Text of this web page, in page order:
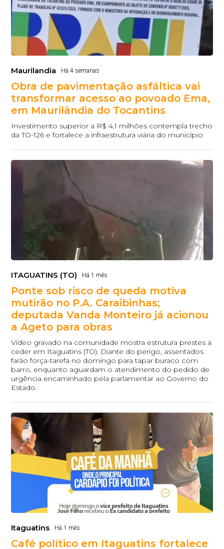
Maurilandia Há 4 semanas
Obra de pavimentação asfáltica vai
transformar acesso ao povoado Ema,
em Maurilândia do Tocantins
Investimento superior a R$ 4,1 milhões contempla trecho
da TO-126 e fortalece a infraestrutura viária do município
ITAGUATINS (TO) Há 1 mês
Ponte sob risco de queda motiva
mutirão no P.A. Caraibinhas;
deputada Vanda Monteiro já acionou
a Ageto para obras
Vídeo gravado na comunidade mostra estrutura prestes a
ceder em Itaguatins (TO). Diante do perigo, assentados
farão força-tarefa no domingo para tapar buraco com
barro, enquanto aguardam o atendimento do pedido de
urgência encaminhado pela parlamentar ao Governo do
Estado.
Itaguatins Há 1 mês
Café político em Itaguatins fortalece